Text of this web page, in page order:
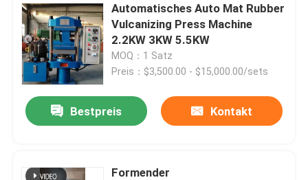
Automatisches Auto Mat Rubber
Vulcanizing Press Machine
2.2KW 3KW 5.5KW
MOQ：1 Satz
Preis：$3,500.00 - $15,000.00/sets
Bestpreis Kontakt
Formender